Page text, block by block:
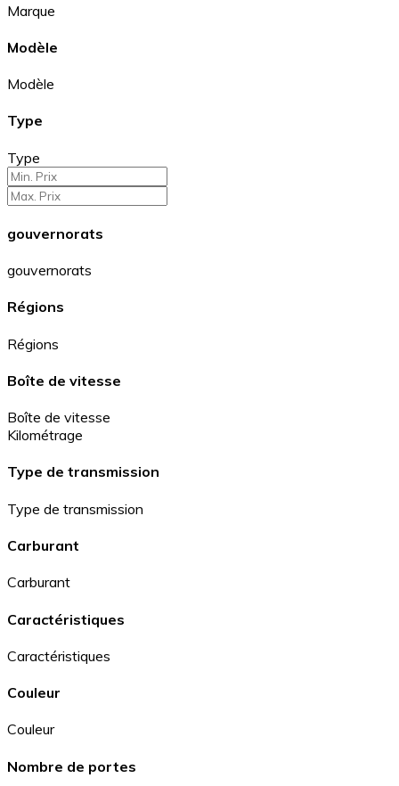
Marque
Modèle
Modèle
Type
Type
gouvernorats
gouvernorats
Régions
Régions
Boîte de vitesse
Boîte de vitesse
Kilométrage
Type de transmission
Type de transmission
Carburant
Carburant
Caractéristiques
Caractéristiques
Couleur
Couleur
Nombre de portes